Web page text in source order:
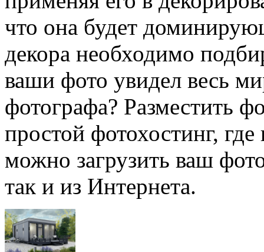
что она будет
декора необходимо
ваши фото увидел весь
фотографа? Разместить
простой фотохостинг,
можно загрузить ваш
так и из Интернета.